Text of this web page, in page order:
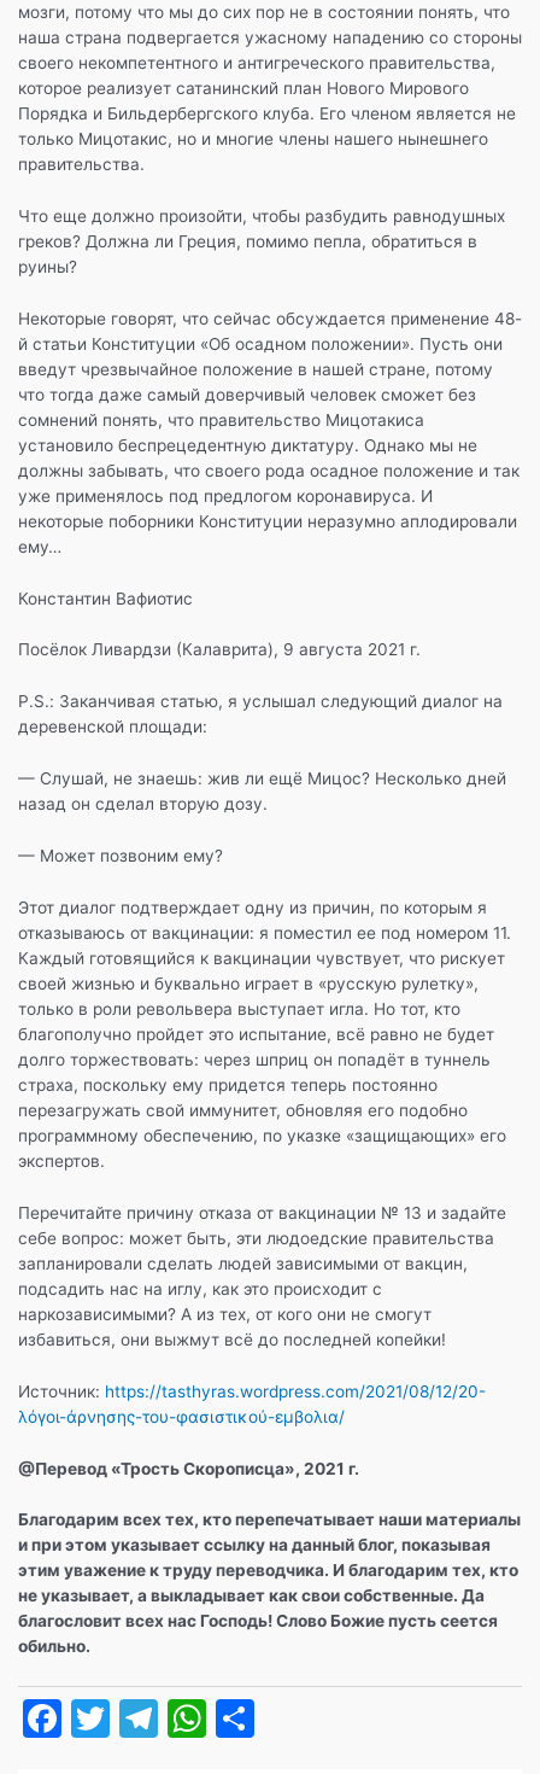
мозги, потому что мы до сих пор не в состоянии понять, что
наша страна подвергается ужасному нападению со стороны
своего некомпетентного и антигреческого правительства,
которое реализует сатанинский план Нового Мирового
Порядка и Бильдербергского клуба. Его членом является не
только Мицотакис, но и многие члены нашего нынешнего
правительства.
Что еще должно произойти, чтобы разбудить равнодушных
греков? Должна ли Греция, помимо пепла, обратиться в
руины?
Некоторые говорят, что сейчас обсуждается применение 48-
й статьи Конституции «Об осадном положении». Пусть они
введут чрезвычайное положение в нашей стране, потому
что тогда даже самый доверчивый человек сможет без
сомнений понять, что правительство Мицотакиса
установило беспрецедентную диктатуру. Однако мы не
должны забывать, что своего рода осадное положение и так
уже применялось под предлогом коронавируса. И
некоторые поборники Конституции неразумно аплодировали
ему…
Константин Вафиотис
Посёлок Ливардзи (Калаврита), 9 августа 2021 г.
P.S.: Заканчивая статью, я услышал следующий диалог на
деревенской площади:
— Слушай, не знаешь: жив ли ещё Мицос? Несколько дней
назад он сделал вторую дозу.
— Может позвоним ему?
Этот диалог подтверждает одну из причин, по которым я
отказываюсь от вакцинации: я поместил ее под номером 11.
Каждый готовящийся к вакцинации чувствует, что рискует
своей жизнью и буквально играет в «русскую рулетку»,
только в роли револьвера выступает игла. Но тот, кто
благополучно пройдет это испытание, всё равно не будет
долго торжествовать: через шприц он попадёт в туннель
страха, поскольку ему придется теперь постоянно
перезагружать свой иммунитет, обновляя его подобно
программному обеспечению, по указке «защищающих» его
экспертов.
Перечитайте причину отказа от вакцинации № 13 и задайте
себе вопрос: может быть, эти людоедские правительства
запланировали сделать людей зависимыми от вакцин,
подсадить нас на иглу, как это происходит с
наркозависимыми? А из тех, от кого они не смогут
избавиться, они выжмут всё до последней копейки!
Источник: https://tasthyras.wordpress.com/2021/08/12/20-
λόγοι-άρνησης-του-φασιστικού-εμβολια/
@Перевод «Трость Скорописца», 2021 г.
Благодарим всех тех, кто перепечатывает наши материалы
и при этом указывает ссылку на данный блог, показывая
этим уважение к труду переводчика. И благодарим тех, кто
не указывает, а выкладывает как свои собственные. Да
благословит всех нас Господь! Слово Божие пусть сеется
обильно.
F
T
T
W